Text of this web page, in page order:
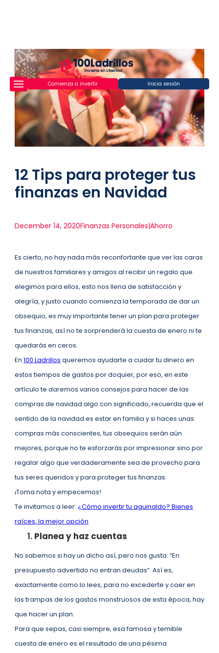
Comienza a invertir Inicia sesión
12 Tips para proteger tus
finanzas en Navidad
December 14, 2020Finanzas Personales|Ahorro
Es cierto, no hay nada más reconfortante que ver las caras
de nuestros familiares y amigos al recibir un regalo que
elegimos para ellos, esto nos llena de satisfacción y
alegría, y justo cuando comienza la temporada de dar un
obsequio, es muy importante tener un plan para proteger
tus finanzas, así no te sorprenderá la cuesta de enero ni te
quedarás en ceros.
En 100 Ladrillos queremos ayudarte a cuidar tu dinero en
estos tiempos de gastos por doquier, por eso, en este
artículo te daremos varios consejos para hacer de las
compras de navidad algo con significado, recuerda que el
sentido de la navidad es estar en familia y si haces unas
compras más conscientes, tus obsequios serán aún
mejores, porque no te esforzarás por impresionar sino por
regalar algo que verdaderamente sea de provecho para
tus seres queridos y para proteger tus finanzas.
¡Toma nota y empecemos!
Te invitamos a leer: ¿Cómo invertir tu aguinaldo? Bienes
raíces, la mejor opción
Planea y haz cuentas
No sabemos si hay un dicho así, pero nos gusta: “En
presupuesto advertido no entran deudas”. Así es,
exactamente como lo lees, para no excederte y caer en
las trampas de los gastos monstruosos de esta época, hay
que hacer un plan.
Para que sepas, casi siempre, esa famosa y temible
cuesta de enero es el resultado de una pésima